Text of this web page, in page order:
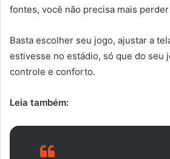
fontes, você não precisa mais
Basta escolher seu jogo, ajustar a
estivesse no estádio, só que do seu
controle e conforto.
Leia também: